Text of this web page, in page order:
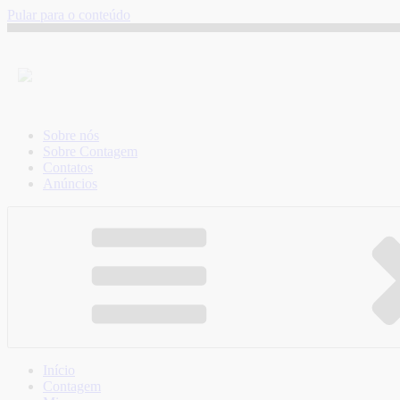
Pular para o conteúdo
Sobre nós
Sobre Contagem
Contatos
Anúncios
Início
Contagem